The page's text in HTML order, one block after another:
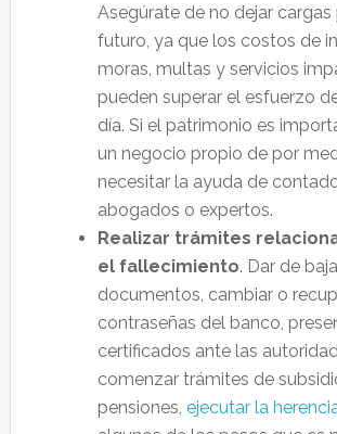
Asegúrate de no dejar cargas
futuro, ya que los costos de
moras, multas y servicios
pueden superar el esfuerzo
día. Si el patrimonio es
un negocio propio de por
necesitar la ayuda de
abogados o expertos.
Realizar trámites
el fallecimiento. Dar de baja
documentos, cambiar o
contraseñas del banco,
certificados ante las
comenzar trámites de
pensiones, ejecutar la